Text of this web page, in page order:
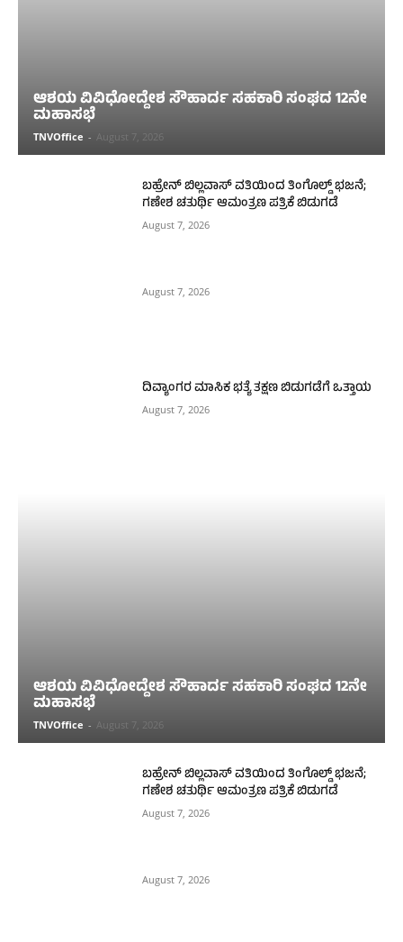
ಆಶಯ ವಿವಿಧೋದ್ದೇಶ ಸೌಹಾರ್ದ ಸಹಕಾರಿ ಸಂಘದ 12ನೇ
ಮಹಾಸಭೆ
TNVOffice - August 7, 2026
ಬಹ್ರೇನ್ ಬಿಲ್ಲವಾಸ್ ವತಿಯಿಂದ ತಿಂಗೊಲ್ಡ್ ಭಜನೆ;
ಗಣೇಶ ಚತುರ್ಥಿ ಆಮಂತ್ರಣ ಪತ್ರಿಕೆ ಬಿಡುಗಡೆ
August 7, 2026
August 7, 2026
ದಿವ್ಯಾಂಗರ ಮಾಸಿಕ ಭತ್ಯೆ ತಕ್ಷಣ ಬಿಡುಗಡೆಗೆ ಒತ್ತಾಯ
August 7, 2026
ಆಶಯ ವಿವಿಧೋದ್ದೇಶ ಸೌಹಾರ್ದ ಸಹಕಾರಿ ಸಂಘದ 12ನೇ
ಮಹಾಸಭೆ
TNVOffice - August 7, 2026
ಬಹ್ರೇನ್ ಬಿಲ್ಲವಾಸ್ ವತಿಯಿಂದ ತಿಂಗೊಲ್ಡ್ ಭಜನೆ;
ಗಣೇಶ ಚತುರ್ಥಿ ಆಮಂತ್ರಣ ಪತ್ರಿಕೆ ಬಿಡುಗಡೆ
August 7, 2026
August 7, 2026